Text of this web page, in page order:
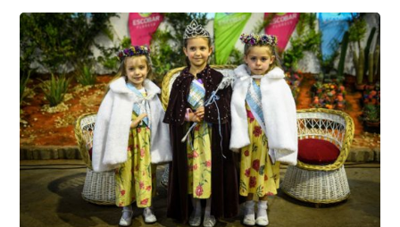
e
b
o
o
k
s
A
p
p
gr
a
m
l
p
ar
tir